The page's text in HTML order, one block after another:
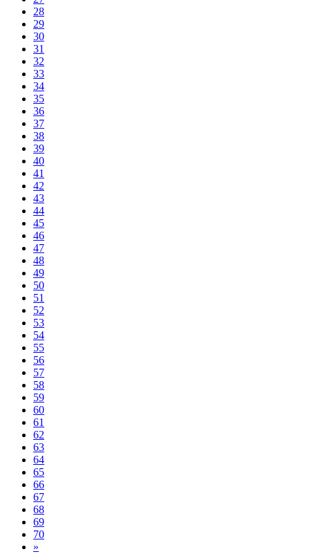
28
29
30
31
32
33
34
35
36
37
38
39
40
41
42
43
44
45
46
47
48
49
50
51
52
53
54
55
56
57
58
59
60
61
62
63
64
65
66
67
68
69
70
»